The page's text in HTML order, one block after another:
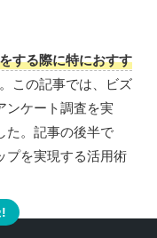
する際に特におすす
この記事では、ビズ
ンケート調査を実
た。記事の後半で
プを実現する活用術